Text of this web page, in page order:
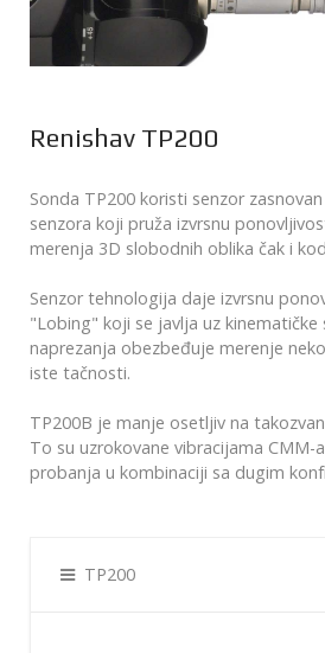
Renishav TP200
Sonda TP200 koristi senzor
senzora koji pruža izvrsnu
merenja 3D slobodnih oblika čak i
Senzor tehnologija daje izvrsnu
"Lobing" koji se javlja uz
naprezanja obezbeđuje merenje
iste tačnosti.
TP200B je manje osetljiv na
To su uzrokovane vibracijama CMM-
probanja u kombinaciji sa dugim
TP200